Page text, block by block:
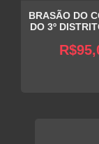
BRASÃO DO
DO 3º
R$